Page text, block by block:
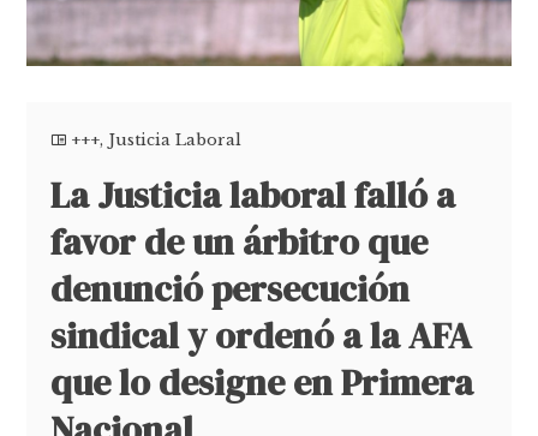
+++, Justicia Laboral
La Justicia laboral falló a
favor de un árbitro que
denunció persecución
sindical y ordenó a la AFA
que lo designe en Primera